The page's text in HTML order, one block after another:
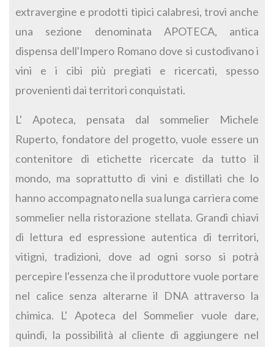
extravergine e prodotti tipici calabresi, trovi anche
una sezione denominata APOTECA, antica
dispensa dell'Impero Romano dove si custodivano i
vini e i cibi più pregiati e ricercati, spesso
provenienti dai territori conquistati.
L' Apoteca, pensata dal sommelier Michele
Ruperto, fondatore del progetto, vuole essere un
contenitore di etichette ricercate da tutto il
mondo, ma soprattutto di vini e distillati che lo
hanno accompagnato nella sua lunga carriera come
sommelier nella ristorazione stellata. Grandi chiavi
di lettura ed espressione autentica di territori,
vitigni, tradizioni, dove ad ogni sorso si potrà
percepire l'essenza che il produttore vuole portare
nel calice senza alterarne il DNA attraverso la
chimica. L' Apoteca del Sommelier vuole dare,
quindi, la possibilità al cliente di aggiungere nel